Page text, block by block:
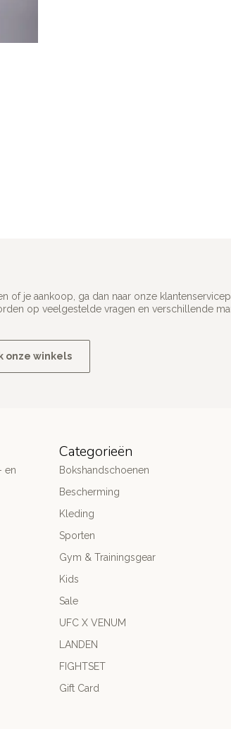
of je aankoop, ga dan naar onze
op veelgestelde vragen en verschillende
onze winkels
en
Categorieën
Bokshandschoenen
Bescherming
Kleding
Sporten
Gym & Trainingsgear
Kids
Sale
UFC X VENUM
LANDEN
FIGHTSET
Gift Card